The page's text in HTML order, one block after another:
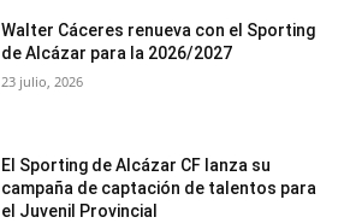
Walter Cáceres renueva con el Sporting
de Alcázar para la 2026/2027
23 julio, 2026
El Sporting de Alcázar CF lanza su
campaña de captación de talentos para
el Juvenil Provincial